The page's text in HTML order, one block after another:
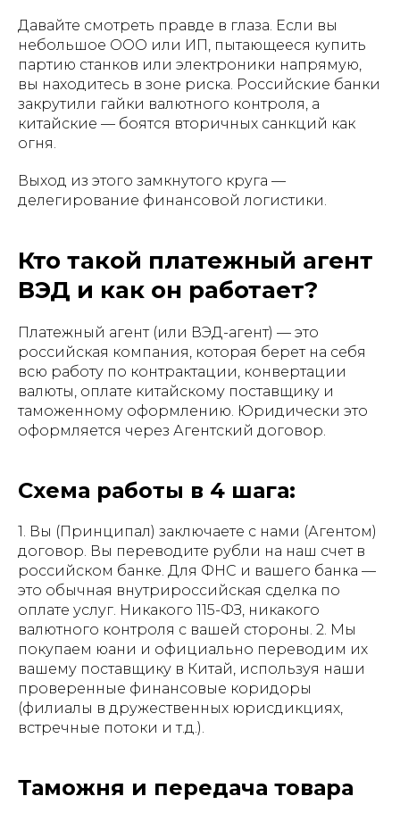
Давайте смотреть правде в глаза. Если вы
небольшое ООО или ИП, пытающееся купить
партию станков или электроники напрямую,
вы находитесь в зоне риска. Российские банки
закрутили гайки валютного контроля, а
китайские — боятся вторичных санкций как
огня.
Выход из этого замкнутого круга —
делегирование финансовой логистики.
Кто такой платежный агент
ВЭД и как он работает?
Платежный агент (или ВЭД-агент) — это
российская компания, которая берет на себя
всю работу по контрактации, конвертации
валюты, оплате китайскому поставщику и
таможенному оформлению. Юридически это
оформляется через Агентский договор.
Схема работы в 4 шага:
1. Вы (Принципал) заключаете с нами (Агентом)
договор. Вы переводите рубли на наш счет в
российском банке. Для ФНС и вашего банка —
это обычная внутрироссийская сделка по
оплате услуг. Никакого 115-ФЗ, никакого
валютного контроля с вашей стороны. 2. Мы
покупаем юани и официально переводим их
вашему поставщику в Китай, используя наши
проверенные финансовые коридоры
(филиалы в дружественных юрисдикциях,
встречные потоки и т.д.).
Таможня и передача товара